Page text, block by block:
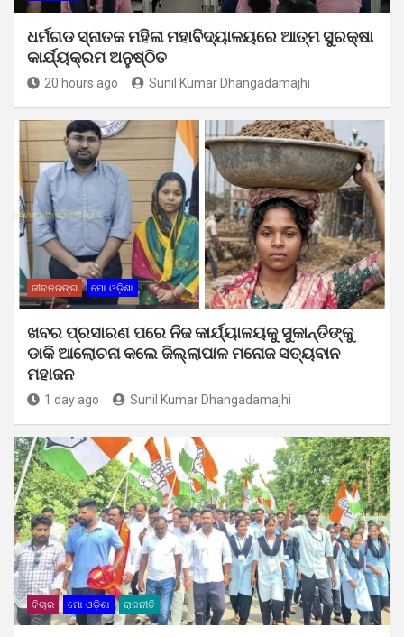
ଧର୍ମଗଡ ସ୍ନାତକ ମହିଳା ମହାବିଦ୍ୟାଳୟରେ ଆତ୍ମ ସୁରକ୍ଷା
କାର୍ଯ୍ୟକ୍ରମ ଅନୁଷ୍ଠିତ
20 hours ago Sunil Kumar Dhangadamajhi
ଜୀବନରଙ୍ଗ ମୋ ଓଡ଼ିଶା
ଖବର ପ୍ରସାରଣ ପରେ ନିଜ କାର୍ଯ୍ୟାଳୟକୁ ସୁକାନ୍ତିଙ୍କୁ
ଡାକି ଆଲୋଚନା କଲେ ଜିଲ୍ଲାପାଳ ମନୋଜ ସତ୍ୟବାନ
ମହାଜନ
1 day ago Sunil Kumar Dhangadamajhi
ବିଚାର ମୋ ଓଡ଼ିଶା ରାଜନୀତି